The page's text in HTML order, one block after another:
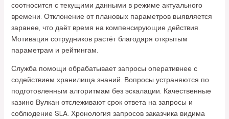
соотносится с текущими данными в режиме актуального
времени. Отклонение от плановых параметров выявляется
заранее, что даёт время на компенсирующие действия.
Мотивация сотрудников растёт благодаря открытым
параметрам и рейтингам.
Служба помощи обрабатывает запросы оперативнее с
содействием хранилища знаний. Вопросы устраняются по
подготовленным алгоритмам без эскалации. Качественные
казино Вулкан отслеживают срок ответа на запросы и
соблюдение SLA. Хронология запросов заказчика видима